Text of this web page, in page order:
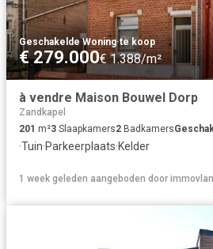
Geschakelde Woning·te koop
€ 279.000€ 1.388/m²
à vendre Maison Bouwel Dorp
Zandkapel
201 m²3 Slaapkamers2 Badkamers
·Tuin·Parkeerplaats·Kelder
1 week geleden aangeboden door immovlan